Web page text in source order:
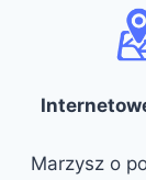
Marzysz o